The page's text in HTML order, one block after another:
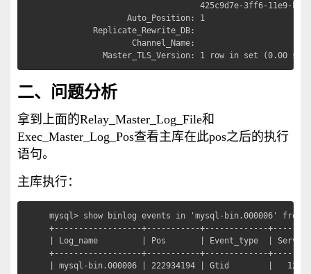
425c9d7e-3ff6-11e9-baed-
Auto_Position: 1
Replicate_Rewrite_DB:
Channel_Name:
Master_TLS_Version: 1 row in set (0.00 sec)
二、问题分析
拿到上面的Relay_Master_Log_File和
Exec_Master_Log_Pos查看主库在此pos之后的执行
语句。
主库执行：
mysql> show binlog events in 'mysql-bin.000006' from
+------------------+-----------+-------------
| Log_name         | Pos       | Event_type  |
+------------------+-----------+-------------
| mysql-bin.000006 | 222934194 | Gtid        |